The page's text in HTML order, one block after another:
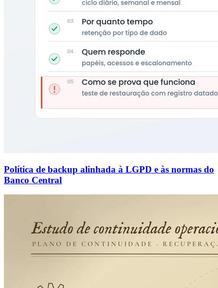
Política de backup alinhada à LGPD e às normas do
Banco Central